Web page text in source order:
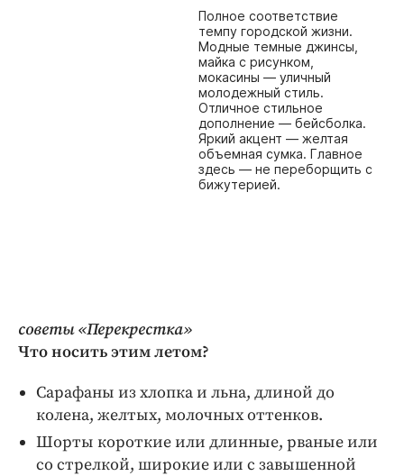
Работодатель года
Полное соответствие
темпу городской жизни.
Модные темные джинсы,
майка с рисунком,
мокасины — уличный
молодежный стиль.
Отличное стильное
дополнение — бейсболка.
Яркий акцент — желтая
объемная сумка. Главное
здесь — не переборщить с
бижутерией.
советы «Перекрестка»
Что носить этим летом?
Сарафаны из хлопка и льна, длиной до
колена, желтых, молочных оттенков.
Шорты короткие или длинные, рваные или
со стрелкой, широкие или с завышенной